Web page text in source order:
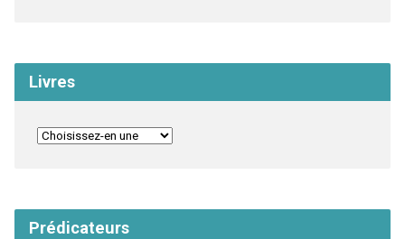
Livres
Prédicateurs